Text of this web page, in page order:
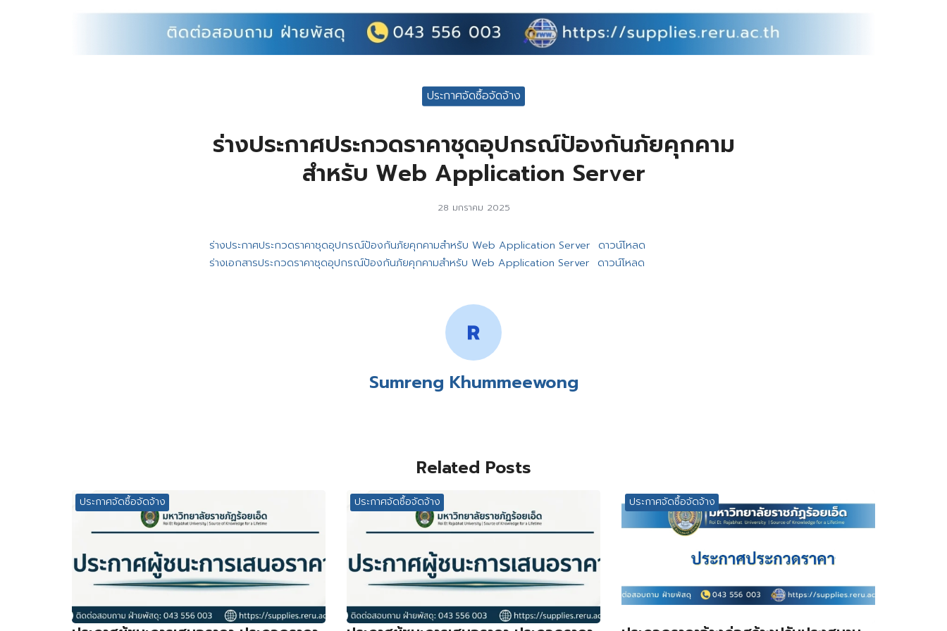
ประกาศจัดซื้อจัดจ้าง
ร่างประกาศประกวดราคาชุดอุปกรณ์ป้องกันภัยคุกคาม
สำหรับ Web Application Server
28 มกราคม 2025
ร่างประกาศประกวดราคาชุดอุปกรณ์ป้องกันภัยคุกคามสำหรับ Web Application Server ดาวน์โหลด
ร่างเอกสารประกวดราคาชุดอุปกรณ์ป้องกันภัยคุกคามสำหรับ Web Application Server ดาวน์โหลด
Sumreng Khummeewong
Related Posts
ประกาศจัดซื้อจัดจ้าง ประกาศจัดซื้อจัดจ้าง ประกาศจัดซื้อจัดจ้าง